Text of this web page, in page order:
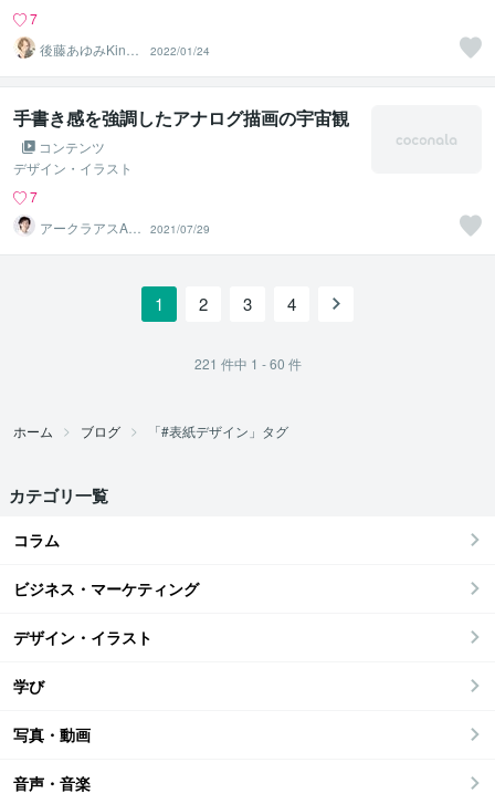
7
後藤あゆみKindl
eコンサル＆デザ
イン
2022/01/24
手書き感を強調したアナログ描画の宇宙観
コンテンツ
デザイン・イラスト
7
アークラアスAQ
LASS
2021/07/29
1 2 3 4
221 件中 1 - 60 件
ホーム ブログ 「#表紙デザイン」タグ
カテゴリ一覧
コラム
ビジネス・マーケティング
デザイン・イラスト
学び
写真・動画
音声・音楽